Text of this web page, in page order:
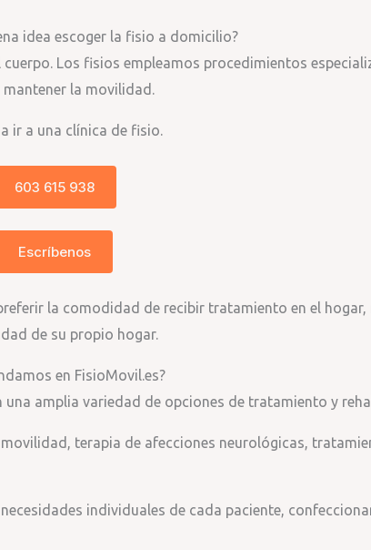
idea escoger la fisio a domicilio?
Los fisios empleamos procedimientos
la movilidad.
ir a una clínica de fisio.
603 615 938
Escríbenos
la comodidad de recibir tratamiento en el
de su propio hogar.
en FisioMovil.es?
amplia variedad de opciones de tratamiento y
terapia de afecciones neurológicas,
individuales de cada paciente,